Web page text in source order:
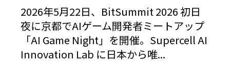
2026年5月22日、BitSummit 2026 初日
夜に京都でAIゲーム開発者ミートアップ
「AI Game Night」を開催。Supercell AI
Innovation Lab に日本から唯...